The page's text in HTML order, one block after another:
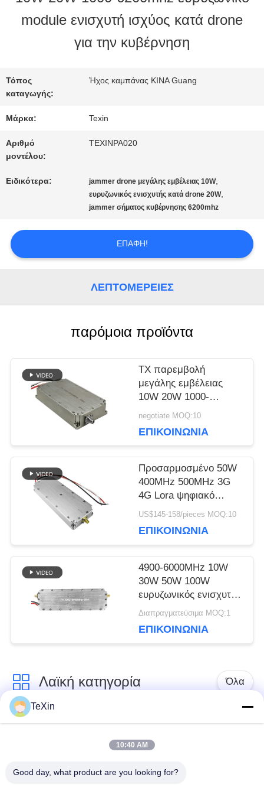
ΠΟΙΟΤΙΚΌΣ
ΜΑΣ
ΕΛΆΤΕ
ΣΕ
ΕΠΑΦΉ
ΕΙΔΉΣΕΙΣ
ΖΗΤΉΣΤΕ
ΈΝΑ
ΑΠΌΣΠΑΣΜΑ
PRIVACY
POLICY
module ενισχυτή ισχύος κατά drone
για την κυβέρνηση
Τόπος
καταγωγής:
Ήχος καμπάνας ΚΙΝΑ Guang
Μάρκα: Texin
Αριθμό
μοντέλου:
TEXINPA020
Ειδικότερα: jammer drone μεγάλης εμβέλειας 10W,
ευρυζωνικός ενισχυτής κατά drone 20W,
jammer σήματος κυβέρνησης 6200mhz
ΕΠΑΦΉ!
ΛΕΠΤΟΜΈΡΕΙΕΣ
παρόμοια προϊόντα
TX παρεμβολή
μεγάλης εμβέλειας
10W 20W 1000-
6200mhz ευρυζωνικό
ισχύος κατά drone για
negotiate MOQ:10
ΕΠΙΚΟΙΝΩΝΊΑ
Προσαρμοσμένο 50W
400MHz 500MHz 3G
4G Lora ψηφιακό
ενισχυτή RF μακράς
module σύστημα
US$145-158/pieces MOQ:10
ΕΠΙΚΟΙΝΩΝΊΑ
4900-6000MHz 10W
30W 50W 100W
ευρυζωνικός ενισχυτής
ισχύος RF
Διαπραγματεύσιμα MOQ:1
ΕΠΙΚΟΙΝΩΝΊΑ
Λαϊκή κατηγορία Όλα
Μονάδα παρεμβολής
με μη επανδρωμένο
TeXin
10:40 AM
Good day, what product are you looking for?